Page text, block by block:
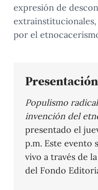
expresión de
por el
Populismo
invención del
presentado el
p.m. Este evento
vivo a través de la
del Fondo